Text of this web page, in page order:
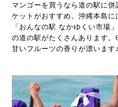
マンゴーを買うなら道の駅に
ケットがおすすめ。沖縄本島に
「おんなの駅 なかゆくい市場
の道の駅がたくさんあります。
甘いフルーツの香りが漂います♪